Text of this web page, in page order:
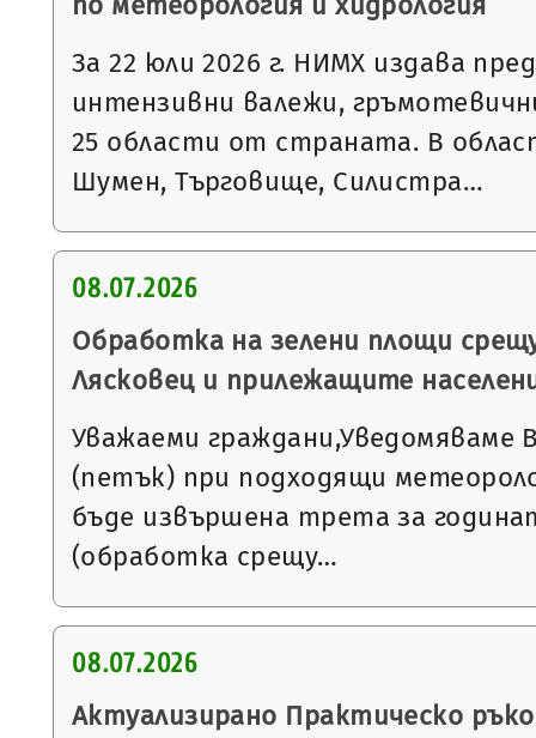
За 22 юли 2026 г. НИМХ издава
интензивни валежи,
25 области от страната. В
Шумен, Търговище, Силистра…
08.07.2026
Обработка на зелени площи
Лясковец и прилежащите
Уважаеми граждани,Уведомяваме
(петък) при подходящи
бъде извършена трета за
(обработка срещу…
08.07.2026
Актуализирано Практическо